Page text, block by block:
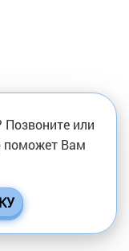
или
поможет Вам